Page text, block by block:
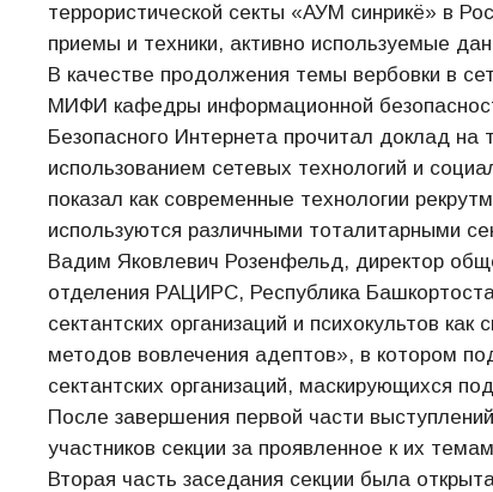
террористической секты «АУМ синрикё» в
приемы и техники, активно используемые
В качестве продолжения темы вербовки в
МИФИ кафедры информационной
Безопасного Интернета прочитал доклад
использованием сетевых технологий и
показал как современные технологии
используются различными тоталитарными
Вадим Яковлевич Розенфельд, директор
отделения РАЦИРС, Республика
сектантских организаций и психокультов
методов вовлечения адептов», в котором
сектантских организаций, маскирующихся
После завершения первой части
участников секции за проявленное к их
Вторая часть заседания секции была